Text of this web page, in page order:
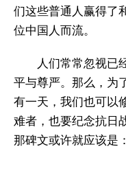
们这些普通人赢得了
位中国人而流。
人们常常忽视已
平与尊严。那么，为
有一天，我们也可以
难者，也要纪念抗日
那碑文或许就应该是